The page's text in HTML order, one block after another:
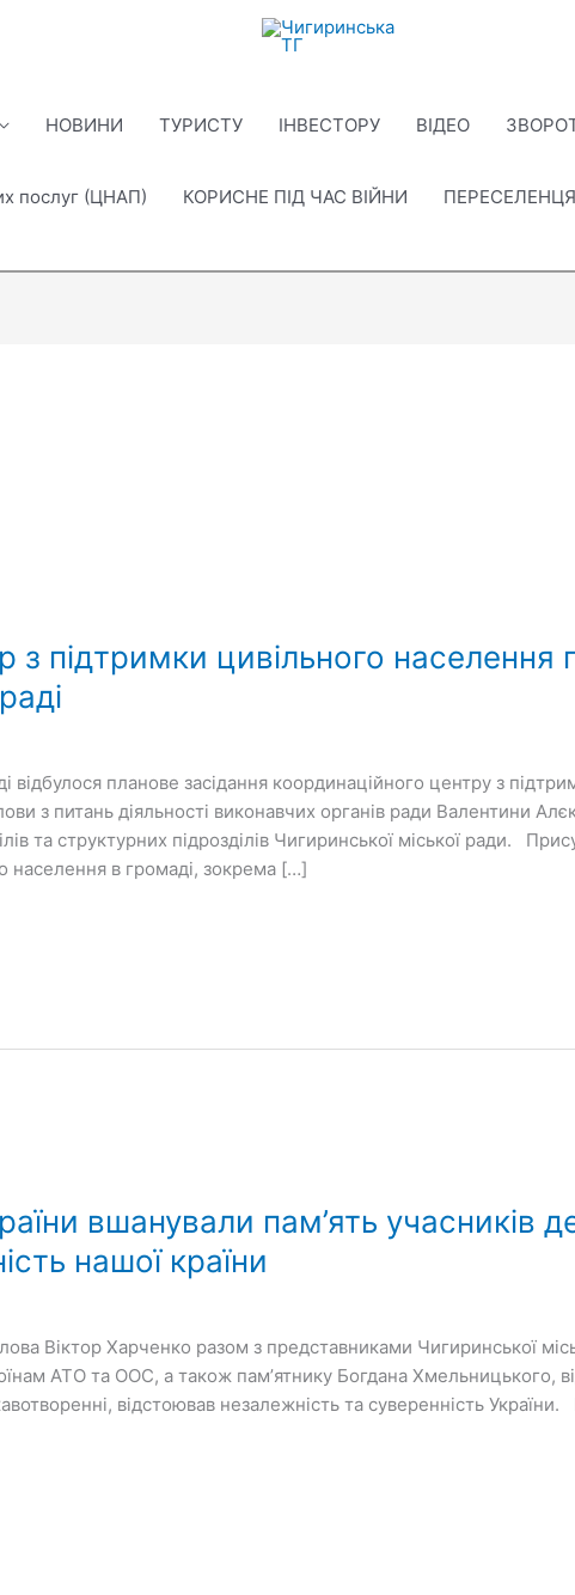
НОВИНИ ТУРИСТУ ІНВЕСТОРУ ВІДЕО
послуг (ЦНАП) КОРИСНЕ ПІД ЧАС ВІЙНИ
з підтримки цивільного
відбулося планове засідання координаційного центру з
з питань діяльності виконавчих органів ради Валентини
та структурних підрозділів Чигиринської міської ради.
населення в громаді, зокрема […]
вшанували пам’ять учасників
нашої країни
Віктор Харченко разом з представниками Чигиринської
АТО та ООС, а також памʼятнику Богдана Хмельницького,
відстоював незалежність та суверенність